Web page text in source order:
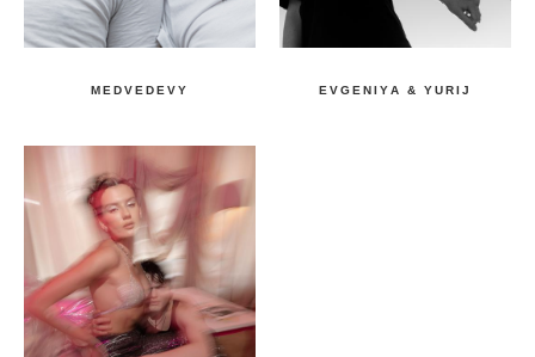
MEDVEDEVY EVGENIYА & YURIJ